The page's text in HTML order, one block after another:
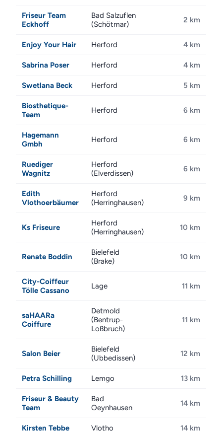
Friseur Team
Eckhoff
Bad Salzuflen
(Schötmar)
2 km
Enjoy Your Hair Herford 4 km
Sabrina Poser Herford 4 km
Swetlana Beck Herford 5 km
Biosthetique-
Team
Herford 6 km
Hagemann
Gmbh
Herford 6 km
Ruediger
Wagnitz
Herford
(Elverdissen)
6 km
Edith
Vlothoerbäumer
Herford
(Herringhausen)
9 km
Ks Friseure
Herford
(Herringhausen)
10 km
Renate Boddin
Bielefeld
(Brake)
10 km
City-Coiffeur
Tölle Cassano
Lage 11 km
saHAARa
Coiffure
Detmold
(Bentrup-
Loßbruch)
11 km
Salon Beier
Bielefeld
(Ubbedissen)
12 km
Petra Schilling Lemgo 13 km
Friseur & Beauty
Team
Bad
Oeynhausen
14 km
Kirsten Tebbe Vlotho 14 km